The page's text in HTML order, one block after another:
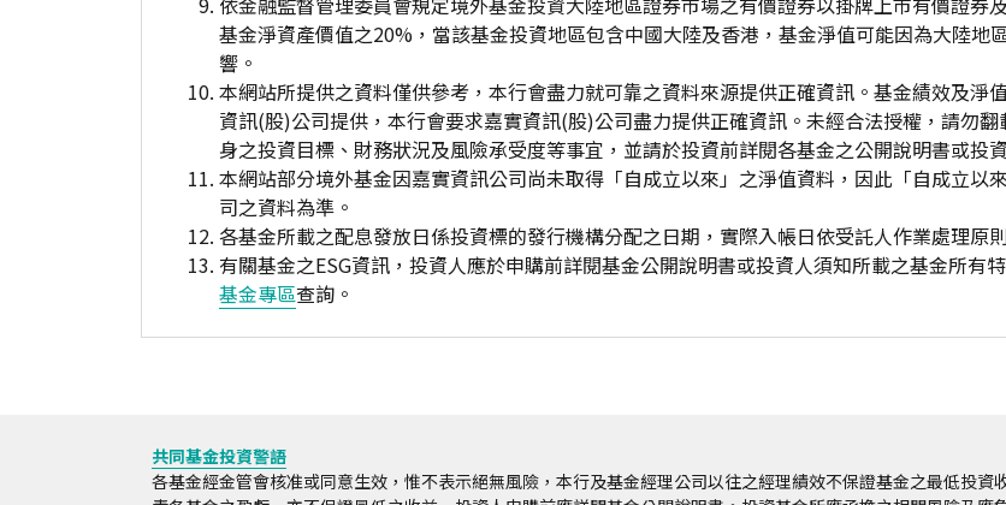
基金淨資產價值之20%，當該基金投資地區包含中國大陸及香港，基金淨值可能因為大陸地
響。
本網站所提供之資料僅供參考，本行會盡力就可靠之資料來源提供正確資訊。基金績效及淨
資訊(股)公司提供，本行會要求嘉實資訊(股)公司盡力提供正確資訊。未經合法授權，請勿
身之投資目標、財務狀況及風險承受度等事宜，並請於投資前詳閱各基金之公開說明書或投
本網站部分境外基金因嘉實資訊公司尚未取得「自成立以來」之淨值資料，因此「自成立以
司之資料為準。
各基金所載之配息發放日係投資標的發行機構分配之日期，實際入帳日依受託人作業處理原
有關基金之ESG資訊，投資人應於申購前詳閱基金公開說明書或投資人須知所載之基金所有
基金專區查詢。
共同基金投資警語
各基金經金管會核准或同意生效，惟不表示絕無風險，本行及基金經理公司以往之經理績效不保證基金之最低投